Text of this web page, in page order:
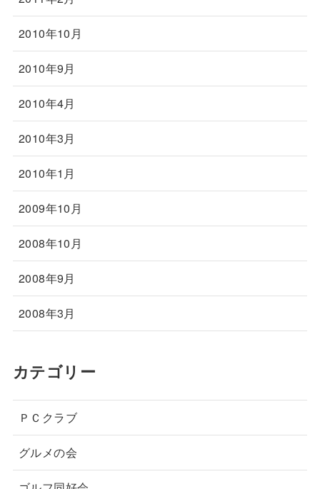
2010年10月
2010年9月
2010年4月
2010年3月
2010年1月
2009年10月
2008年10月
2008年9月
2008年3月
カテゴリー
ＰＣクラブ
グルメの会